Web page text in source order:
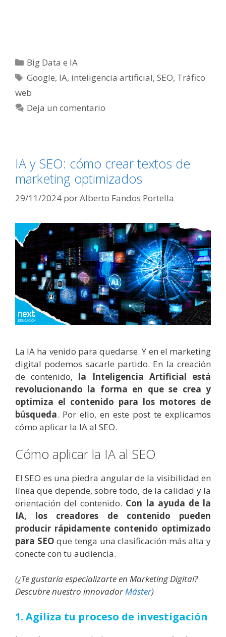
Categorías
Big Data e IA
Etiquetas
Google, IA, inteligencia artificial,SEO, Tráfico
web
Deja un comentario
IA y SEO: cómo crear textos de
marketing optimizados
29/11/2024 porAlberto Fandos Portella
La IA ha venido para quedarse. Y en el marketing
digital podemos sacarle partido. En la creación
de contenido, la Inteligencia Artificial está
revolucionando la forma en que se crea y
optimiza el contenido para los motores de
búsqueda. Por ello, en este post te explicamos
cómo aplicar la IA al SEO.
Cómo aplicar la IA al SEO
El SEO es una piedra angular de la visibilidad en
línea que depende, sobre todo, de la calidad y la
orientación del contenido. Con la ayuda de la
IA, los creadores de contenido pueden
producir rápidamente contenido optimizado
para SEO que tenga una clasificación más alta y
conecte con tu audiencia.
(¿Te gustaría especializarte en Marketing Digital?
Descubre nuestro innovadorMáster)
1. Agiliza tu proceso de investigación